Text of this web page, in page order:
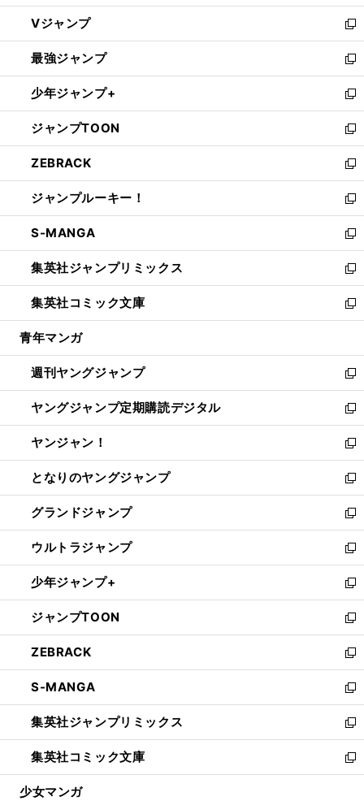
ウ
ィ
ン
ド
ウ
で
開
く
し
い
ウ
ィ
ン
ド
ウ
で
開
く
Vジャンプ
新
し
い
ウ
ィ
ン
ド
ウ
で
開
く
最強ジャンプ
新
し
い
ウ
ィ
ン
ド
ウ
で
開
く
少年ジャンプ+
新
し
い
ウ
ィ
ン
ド
ウ
で
開
く
ジャンプTOON
新
し
い
ウ
ィ
ン
ド
ウ
で
開
く
ZEBRACK
新
し
い
ウ
ィ
ン
ド
ウ
で
開
ジャンプルーキー！
新
し
い
ウ
ィ
ン
ド
ウ
開
く
S-MANGA
新
し
い
ウ
ィ
ン
ウ
で
開
く
集英社ジャンプリミックス
新
し
い
ウ
ン
ド
ウ
で
開
く
集英社コミック文庫
新
し
ウ
ィ
ン
ド
ウ
で
開
く
青年マンガ
週刊ヤングジャンプ
新
し
い
ウ
ィ
ン
ド
ウ
で
開
く
ヤングジャンプ定期購読デジタル
新
し
い
ウ
ィ
ン
ド
ウ
で
開
く
ヤンジャン！
新
し
い
ウ
ィ
ン
ド
ウ
で
開
く
となりのヤングジャンプ
新
し
い
ウ
ィ
ン
ド
ウ
で
開
く
グランドジャンプ
新
し
い
ウ
ィ
ン
ド
ウ
で
開
く
ウルトラジャンプ
新
し
い
ウ
ィ
ン
ド
ウ
で
開
く
少年ジャンプ+
新
し
い
ウ
ィ
ン
ド
ウ
で
開
く
ジャンプTOON
新
し
い
ウ
ィ
ン
ド
ウ
で
開
ZEBRACK
新
し
い
ウ
ィ
ン
ド
ウ
S-MANGA
新
し
い
ウ
ィ
ン
集英社ジャンプリミックス
新
し
い
ウ
集英社コミック文庫
新
し
少女マンガ